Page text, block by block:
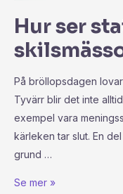
Hur ser
På bröllopsdagen
Tyvärr blir det inte
exempel vara
kärleken tar slut. En
grund …
Se mer »